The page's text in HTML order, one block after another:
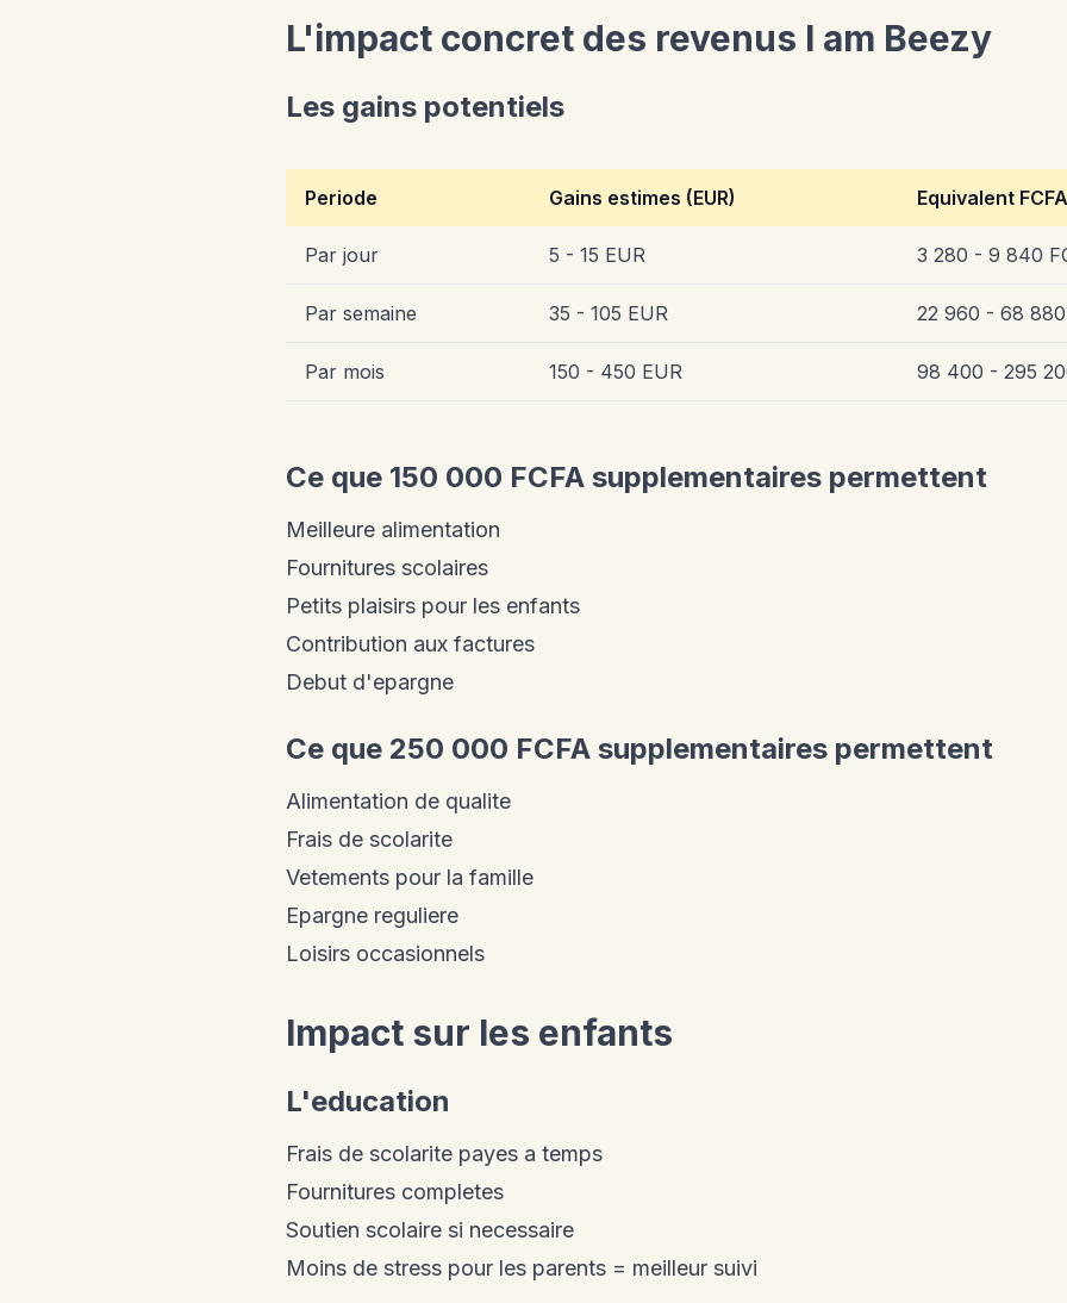
L'impact concret des revenus I am Beezy
Les gains potentiels
Periode Gains estimes (EUR) Equivalent FCFA
Par jour 5 - 15 EUR 3 280 - 9 840
Par semaine 35 - 105 EUR 22 960 - 68
Par mois 150 - 450 EUR 98 400 - 295
Ce que 150 000 FCFA supplementaires permettent
Meilleure alimentation
Fournitures scolaires
Petits plaisirs pour les enfants
Contribution aux factures
Debut d'epargne
Ce que 250 000 FCFA supplementaires permettent
Alimentation de qualite
Frais de scolarite
Vetements pour la famille
Epargne reguliere
Loisirs occasionnels
Impact sur les enfants
L'education
Frais de scolarite payes a temps
Fournitures completes
Soutien scolaire si necessaire
Moins de stress pour les parents = meilleur suivi